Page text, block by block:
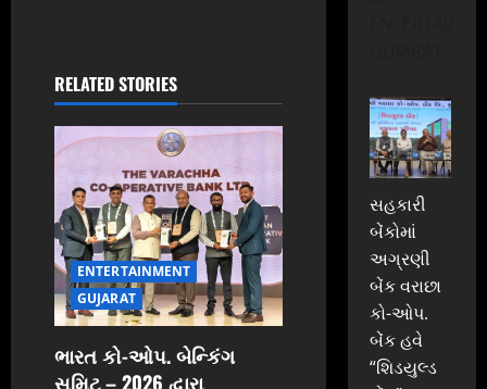
i
g
a
t
i
o
n
RELATED STORIES
ENTERTAINMENT
GUJARAT
ભારત કો-ઓપ. બેન્કિંગ
સમિટ – 2026 દ્વારા
સહકારી
બેંકોમાં
અગ્રણી
બેંક વરાછા
કો-ઓપ.
બેંક હવે
“શિડયુલ્ડ